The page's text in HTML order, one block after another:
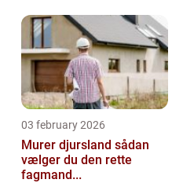
03 february 2026
Murer djursland sådan
vælger du den rette
fagmand...